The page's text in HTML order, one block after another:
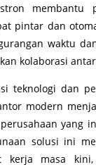
membantu
pintar dan
waktu
kolaborasi
teknologi dan
modern
yang
solusi ini
kerja masa kini,